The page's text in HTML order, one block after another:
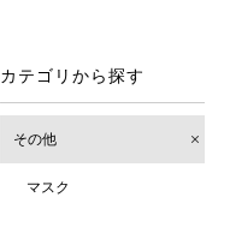
カテゴリから探す
その他
マスク